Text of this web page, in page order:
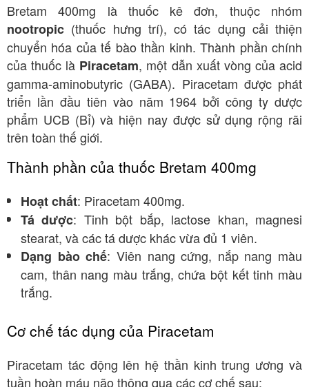
Bretam 400mg là thuốc kê đơn, thuộc nhóm
nootropic (thuốc hưng trí), có tác dụng cải thiện
chuyển hóa của tế bào thần kinh. Thành phần chính
của thuốc là Piracetam, một dẫn xuất vòng của acid
gamma-aminobutyric (GABA). Piracetam được phát
triển lần đầu tiên vào năm 1964 bởi công ty dược
phẩm UCB (Bỉ) và hiện nay được sử dụng rộng rãi
trên toàn thế giới.
Thành phần của thuốc Bretam 400mg
Hoạt chất: Piracetam 400mg.
Tá dược: Tinh bột bắp, lactose khan, magnesi
stearat, và các tá dược khác vừa đủ 1 viên.
Dạng bào chế: Viên nang cứng, nắp nang màu
cam, thân nang màu trắng, chứa bột kết tinh màu
trắng.
Cơ chế tác dụng của Piracetam
Piracetam tác động lên hệ thần kinh trung ương và
tuần hoàn máu não thông qua các cơ chế sau: